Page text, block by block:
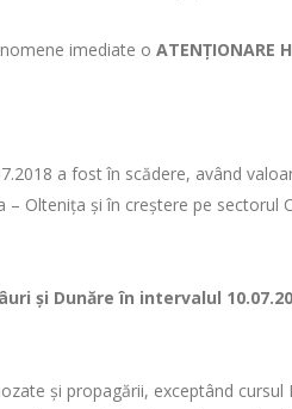
imediate o ATENȚIONARE
a fost în scădere, având
Oltenița și în creștere pe sectorul
şi Dunăre în intervalul
și propagării, exceptând cursul